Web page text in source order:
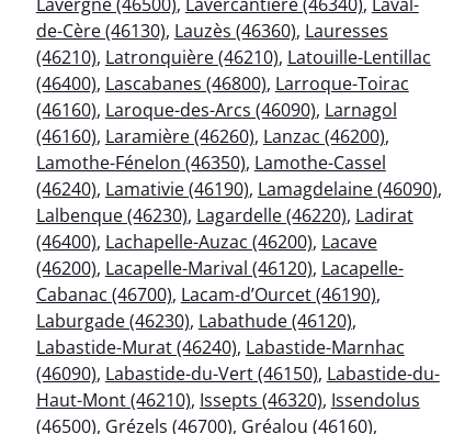
de-Cère (46130), Lauzès (46360), Lauresses
(46210), Latronquière (46210), Latouille-Lentillac
(46400), Lascabanes (46800), Larroque-Toirac
(46160), Laroque-des-Arcs (46090), Larnagol
(46160), Laramière (46260), Lanzac (46200),
Lamothe-Fénelon (46350), Lamothe-Cassel
(46240), Lamativie (46190), Lamagdelaine (46090),
Lalbenque (46230), Lagardelle (46220), Ladirat
(46400), Lachapelle-Auzac (46200), Lacave
(46200), Lacapelle-Marival (46120), Lacapelle-
Cabanac (46700), Lacam-d’Ourcet (46190),
Laburgade (46230), Labathude (46120),
Labastide-Murat (46240), Labastide-Marnhac
(46090), Labastide-du-Vert (46150), Labastide-du-
Haut-Mont (46210), Issepts (46320), Issendolus
(46500), Grézels (46700), Gréalou (46160),